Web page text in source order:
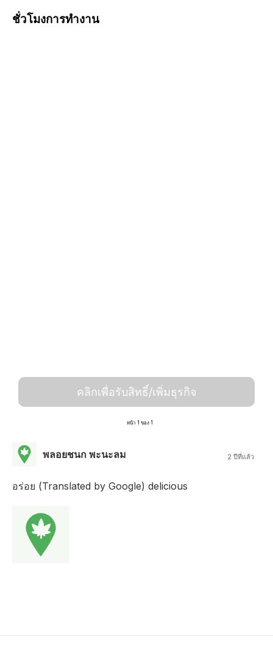
ชั่วโมงการทำงาน
คลิกเพื่อรับสิทธิ์/เพิ่มธุรกิจ
หน้า 1 ของ 1
พลอยชนก พะนะลม 2 ปีที่แล้ว
อร่อย (Translated by Google) delicious